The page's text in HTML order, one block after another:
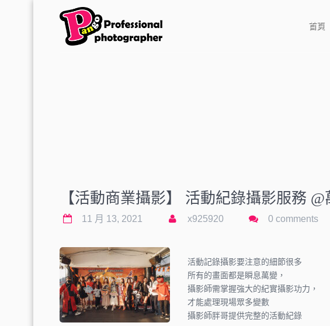
首頁
【活動商業攝影】 活動紀錄攝影服務
11 月 13, 2021 x925920 0 comments
活動記錄攝影要注意的細節很多
所有的畫面都是瞬息萬變，
攝影師需掌握強大的紀實攝影功力，
才能處理現場眾多變數
攝影師胖哥提供完整的活動紀錄